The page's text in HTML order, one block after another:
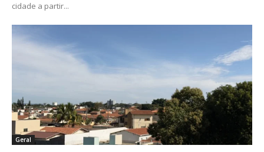
cidade a partir...
Geral